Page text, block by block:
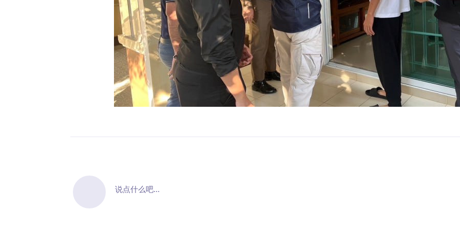
说点什么吧...